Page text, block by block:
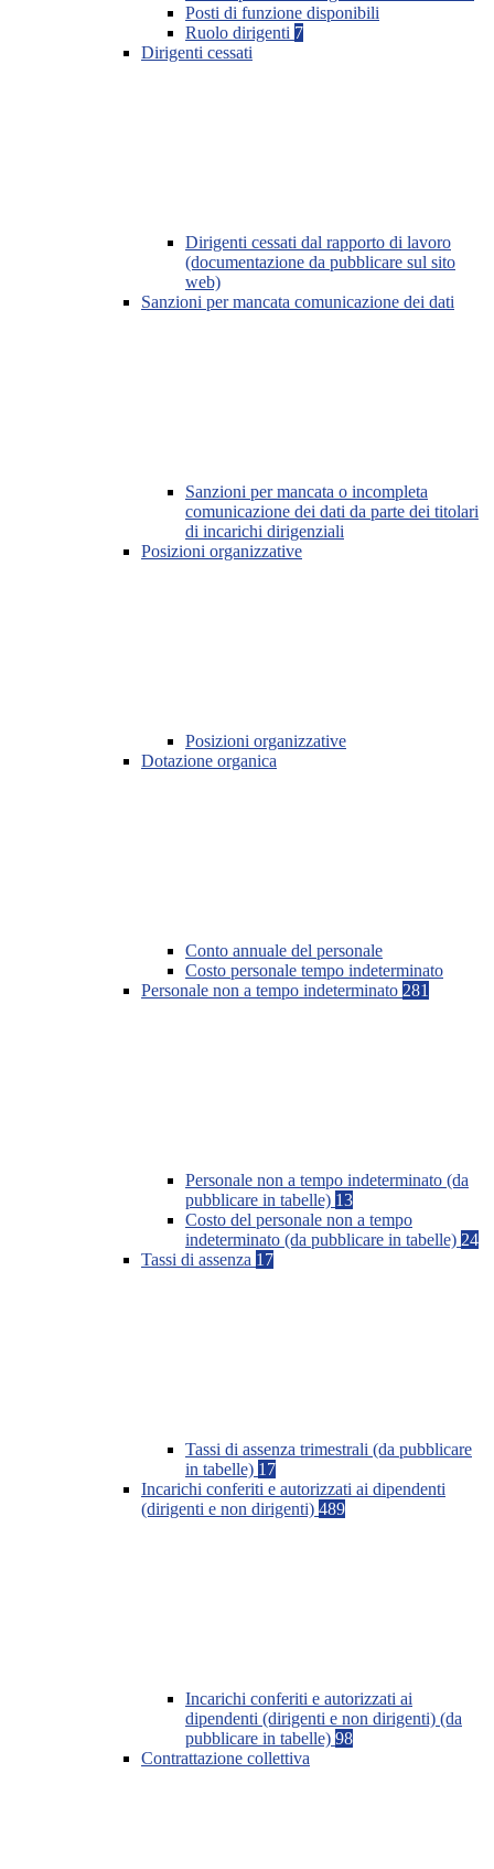
Posti di funzione disponibili
Ruolo dirigenti 7
Dirigenti cessati
Dirigenti cessati dal rapporto di lavoro
(documentazione da pubblicare sul sito
web)
Sanzioni per mancata comunicazione dei dati
Sanzioni per mancata o incompleta
comunicazione dei dati da parte dei titolari
di incarichi dirigenziali
Posizioni organizzative
Posizioni organizzative
Dotazione organica
Conto annuale del personale
Costo personale tempo indeterminato
Personale non a tempo indeterminato 281
Personale non a tempo indeterminato (da
pubblicare in tabelle) 13
Costo del personale non a tempo
indeterminato (da pubblicare in tabelle) 24
Tassi di assenza 17
Tassi di assenza trimestrali (da pubblicare
in tabelle) 17
Incarichi conferiti e autorizzati ai dipendenti
(dirigenti e non dirigenti) 489
Incarichi conferiti e autorizzati ai
dipendenti (dirigenti e non dirigenti) (da
pubblicare in tabelle) 98
Contrattazione collettiva